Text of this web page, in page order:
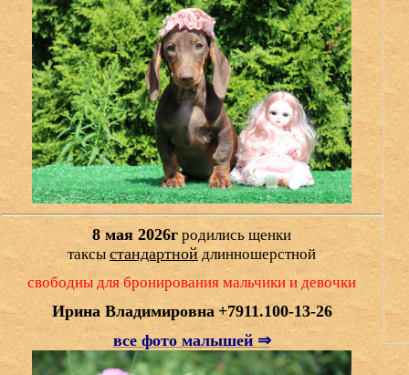
8 мая 2026г родились щенки
таксы стандартной длинношерстной
свободны для бронирования мальчики и девочки
Ирина Владимировна +7911.100-13-26
все фото малышей ⇒